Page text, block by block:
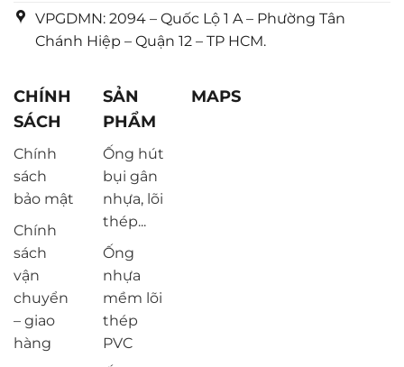
VPGDMN: 2094 – Quốc Lộ 1 A – Phường Tân
Chánh Hiệp – Quận 12 – TP HCM.
CHÍNH
SÁCH
Chính
sách
bảo mật
Chính
sách
vận
chuyển
– giao
hàng
SẢN
PHẨM
Ống hút
bụi gân
nhựa, lõi
thép...
Ống
nhựa
mềm lõi
thép
PVC
MAPS